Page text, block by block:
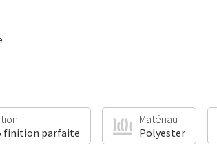
finition parfaite
Matériau
Polyester